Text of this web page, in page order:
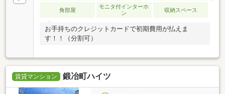
角部屋
モニタ付インターホ
ン
収納スペース
お手持ちのクレジットカードで初期費用が払えま
す！！（分割可）
賃貸マンション 鍛冶町ハイツ